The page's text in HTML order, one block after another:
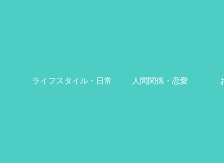
ライフスタイル・日常 人間関係・恋愛